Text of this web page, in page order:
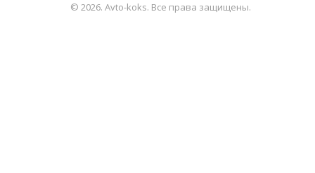
© 2026. Avto-koks. Все права защищены.